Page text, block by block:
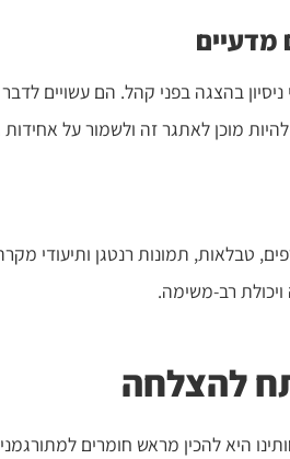
בהצגה בפני קהל. הם עשויים
מוכן לאתגר זה ולשמור על
טבלאות, תמונות רנטגן ותיעודי
רב-משימה.
להצלחה
היא להכין מראש חומרים